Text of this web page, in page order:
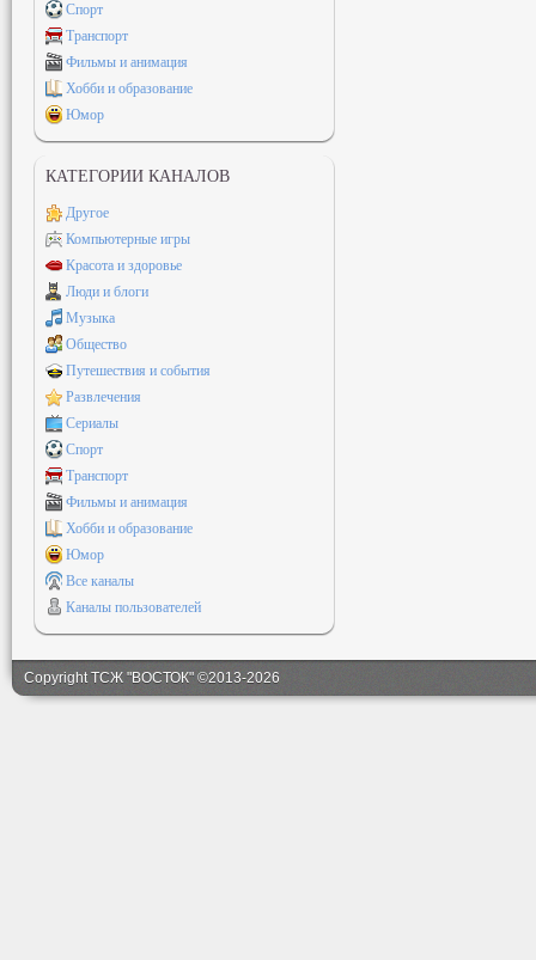
Спорт
Транспорт
Фильмы и анимация
Хобби и образование
Юмор
КАТЕГОРИИ КАНАЛОВ
Другое
Компьютерные игры
Красота и здоровье
Люди и блоги
Музыка
Общество
Путешествия и события
Развлечения
Сериалы
Спорт
Транспорт
Фильмы и анимация
Хобби и образование
Юмор
Все каналы
Каналы пользователей
Copyright ТСЖ "ВОСТОК" ©2013-2026